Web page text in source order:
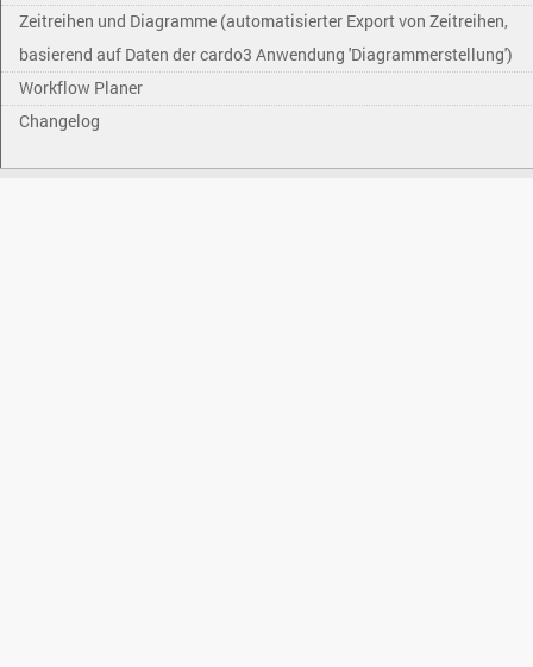
Zeitreihen und Diagramme (automatisierter Export von Zeitreihen,
basierend auf Daten der cardo3 Anwendung 'Diagrammerstellung')
Workflow Planer
Changelog